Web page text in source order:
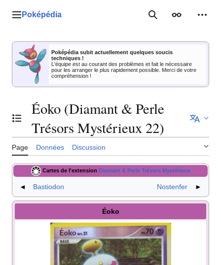
Menu principal
Poképédia RechercherApparence
Poképédia subit actuellement quelques soucis
techniques !
L'équipe est au courant des problèmes et fait le nécessaire
pour les arranger le plus rapidement possible. Merci de votre
compréhension !
Basculer la table des matières
Éoko (Diamant & Perle
Trésors Mystérieux 22)
Page Données Discussion
Cartes de l'extension Diamant & Perle Trésors Mystérieux
◄ Bastiodon Nostenfer ►
Éoko